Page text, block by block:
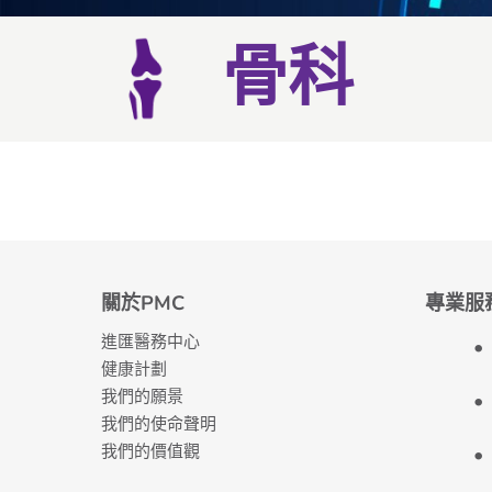
骨科
關於PMC
進匯醫務中心
健康計劃
我們的願景
我們的使命聲明
我們的價值觀
專業服